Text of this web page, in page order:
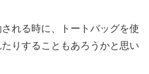
れる時に、トートバッグを使
りすることもあろうかと思い